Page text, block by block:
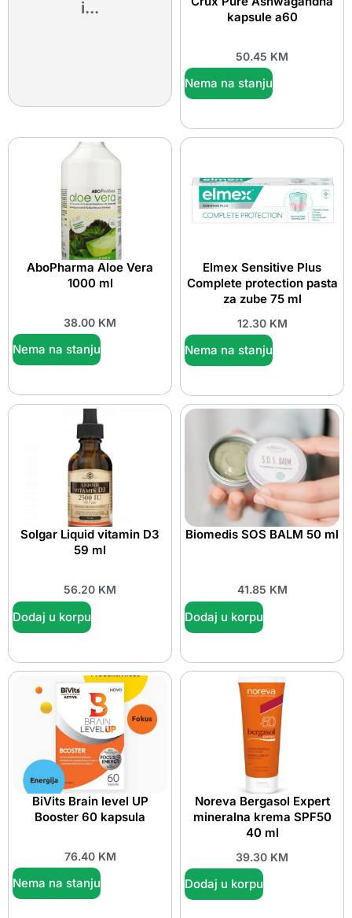
i...
kapsule a60
50.45 KM
Nema na stanju
AboPharma Aloe Vera
1000 ml
38.00 KM
Nema na stanju
Elmex Sensitive Plus
Complete protection pasta
za zube 75 ml
12.30 KM
Nema na stanju
Solgar Liquid vitamin D3
59 ml
56.20 KM
Dodaj u korpu
Biomedis SOS BALM 50 ml
41.85 KM
Dodaj u korpu
BiVits Brain level UP
Booster 60 kapsula
76.40 KM
Nema na stanju
Noreva Bergasol Expert
mineralna krema SPF50
40 ml
39.30 KM
Dodaj u korpu